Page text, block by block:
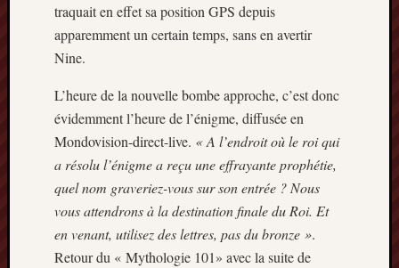
traquait en effet sa position GPS depuis
apparemment un certain temps, sans en avertir
Nine.
L’heure de la nouvelle bombe approche, c’est donc
évidemment l’heure de l’énigme, diffusée en
Mondovision-direct-live. « A l’endroit où le roi qui
a résolu l’énigme a reçu une effrayante prophétie,
quel nom graveriez-vous sur son entrée ? Nous
vous attendrons à la destination finale du Roi. Et
en venant, utilisez des lettres, pas du bronze ».
Retour du « Mythologie 101» avec la suite de